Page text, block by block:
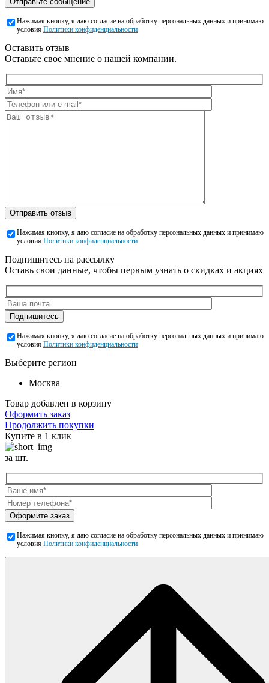
Нажимая кнопку, я даю согласие на обработку персональных данных и принимаю
условия Политики конфиденциальности
Оставить отзыв
Оставьте свое мнение о нашей компании.
Отправить отзыв
Нажимая кнопку, я даю согласие на обработку персональных данных и принимаю
условия Политики конфиденциальности
Подпишитесь на рассылку
Оставь свои данные, чтобы первым узнать о скидках и акциях
Подпишитесь
Нажимая кнопку, я даю согласие на обработку персональных данных и принимаю
условия Политики конфиденциальности
Выберите регион
Москва
Товар добавлен в корзину
Оформить заказ
Продолжить покупки
Купите в 1 клик
за шт.
Оформите заказ
Нажимая кнопку, я даю согласие на обработку персональных данных и принимаю
условия Политики конфиденциальности